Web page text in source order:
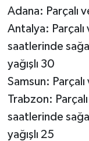
Adana: Parçalı
Antalya:
saatlerinde
yağışlı 30
Samsun:
Trabzon:
saatlerinde
yağışlı 25